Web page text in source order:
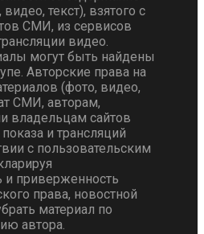
текст), взятого с
СМИ, из сервисов
видео.
могут быть найдены
Авторские права на
(фото, видео,
СМИ, авторам,
владельцам сайтов
и трансляций
с пользовательским
и приверженность
права, новостной
материал по
автора.